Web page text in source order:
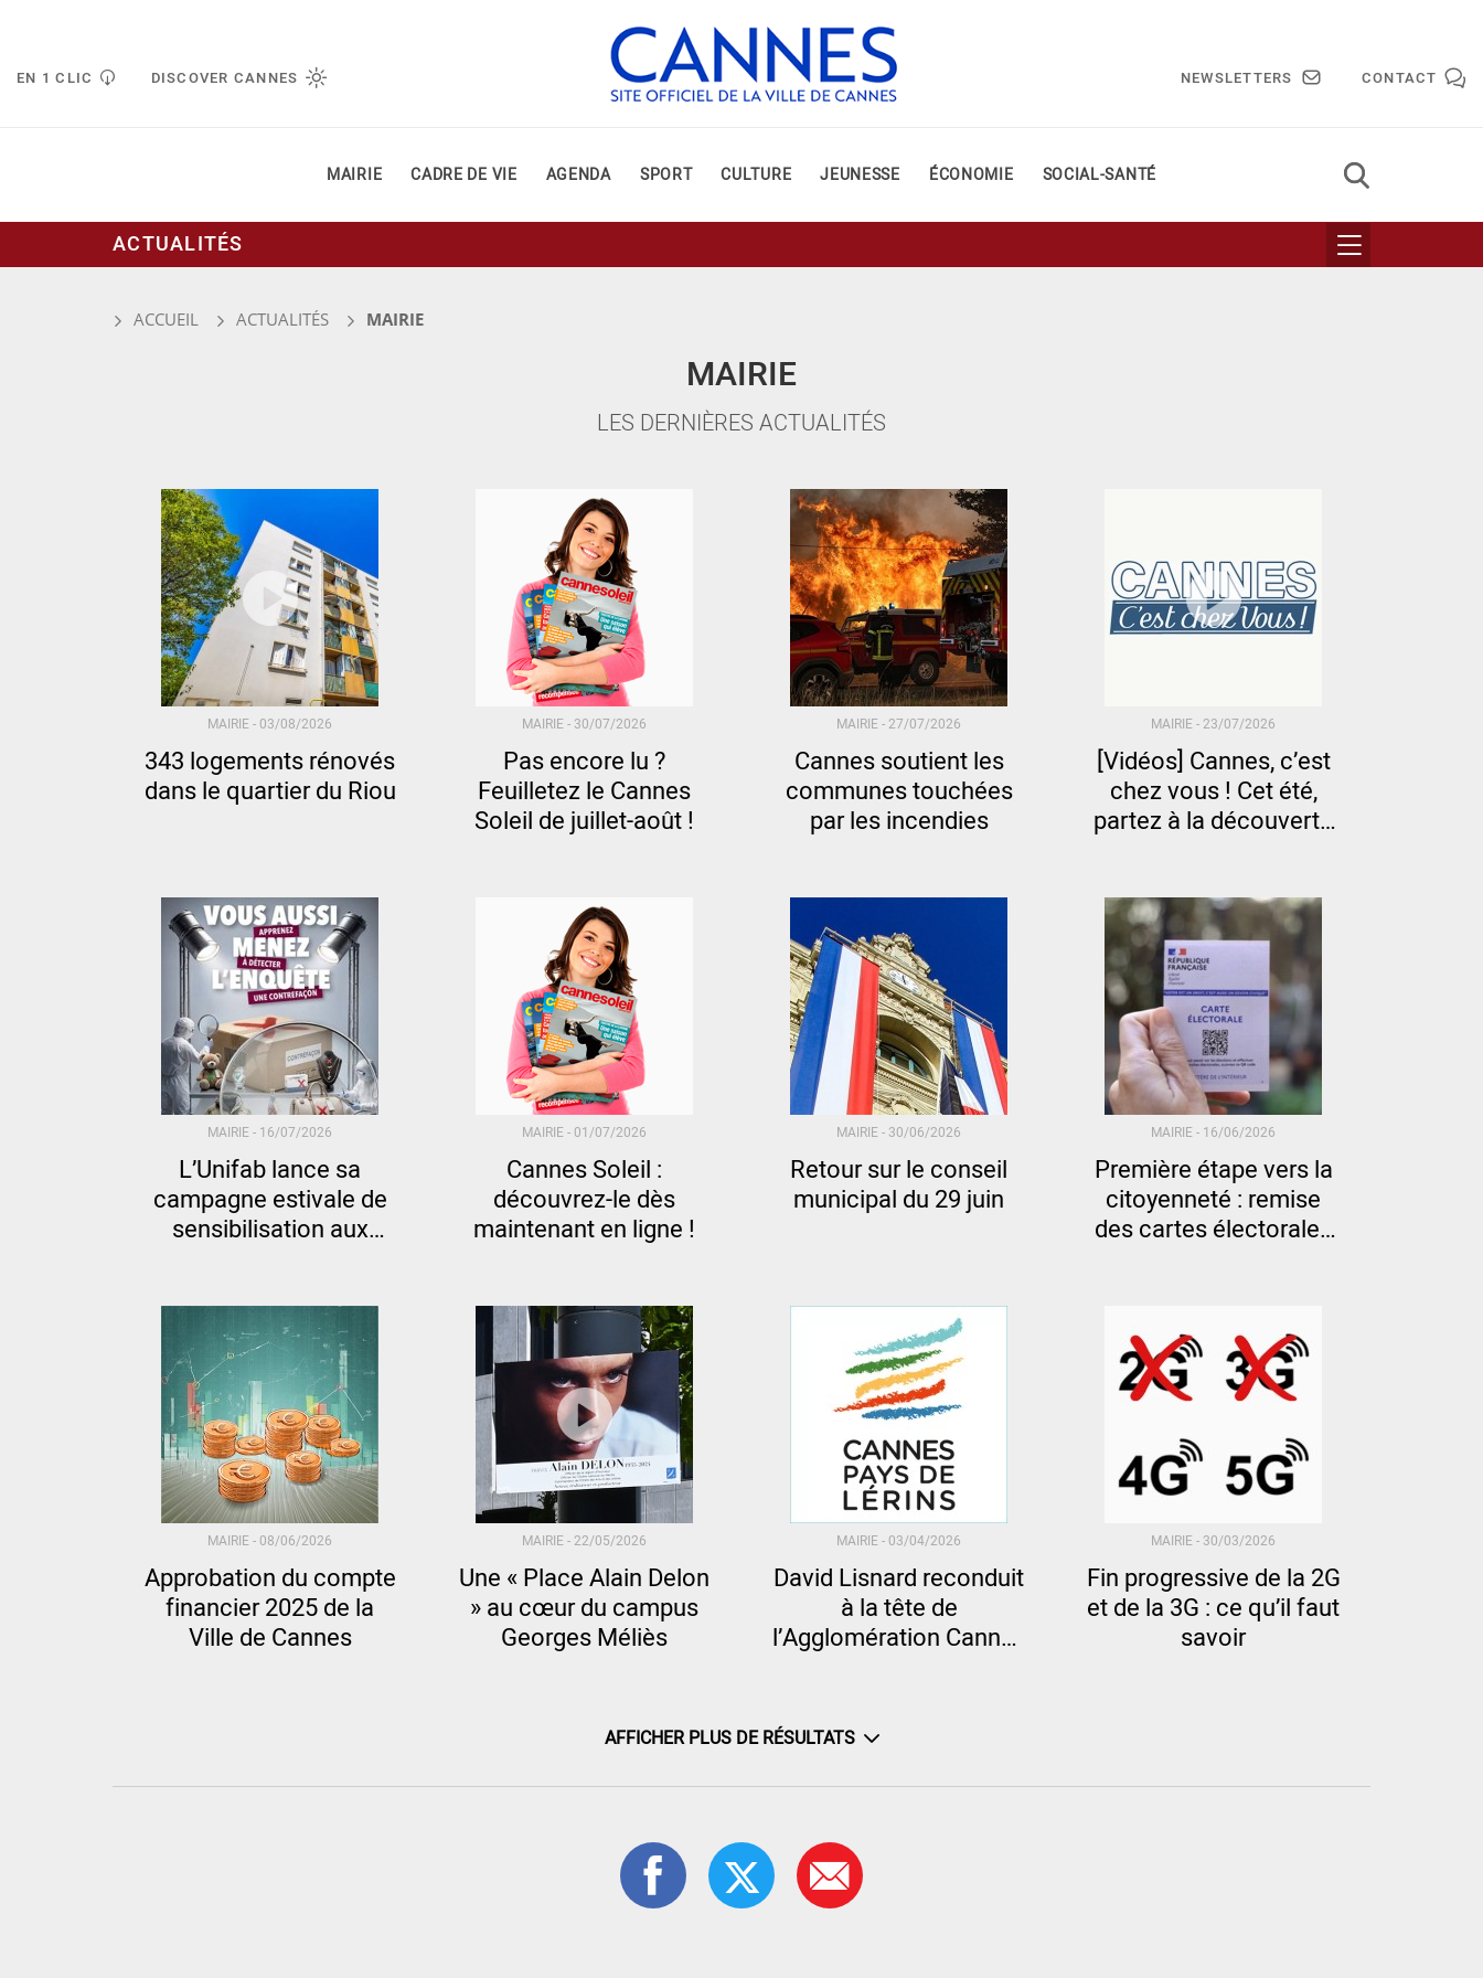
EN 1 CLIC DISCOVER CANNES NEWSLETTERS CONTACT
MAIRIE CADRE DE VIE AGENDA SPORT CULTURE JEUNESSE ÉCONOMIE SOCIAL-SANTÉ
ACTUALITÉS
ACCUEIL ACTUALITÉS MAIRIE
MAIRIE
LES DERNIÈRES ACTUALITÉS
MAIRIE - 03/08/2026
343 logements rénovés
dans le quartier du Riou
MAIRIE - 30/07/2026
Pas encore lu ?
Feuilletez le Cannes
Soleil de juillet-août !
MAIRIE - 27/07/2026
Cannes soutient les
communes touchées
par les incendies
MAIRIE - 23/07/2026
[Vidéos] Cannes, c’est
chez vous ! Cet été,
partez à la découverte
MAIRIE - 16/07/2026
L’Unifab lance sa
campagne estivale de
sensibilisation aux
MAIRIE - 01/07/2026
Cannes Soleil :
découvrez-le dès
maintenant en ligne !
MAIRIE - 30/06/2026
Retour sur le conseil
municipal du 29 juin
MAIRIE - 16/06/2026
Première étape vers la
citoyenneté : remise
des cartes électorales
MAIRIE - 08/06/2026
Approbation du compte
financier 2025 de la
Ville de Cannes
MAIRIE - 22/05/2026
Une « Place Alain Delon
» au cœur du campus
Georges Méliès
MAIRIE - 03/04/2026
David Lisnard reconduit
à la tête de
l’Agglomération Cannes
MAIRIE - 30/03/2026
Fin progressive de la 2G
et de la 3G : ce qu’il faut
savoir
AFFICHER PLUS DE RÉSULTATS